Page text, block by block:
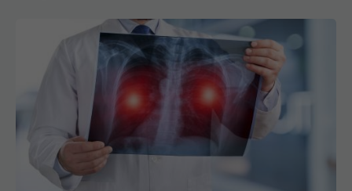
Cancerul care ucide cel mai mult în România.
Testul simplu care poate salva vieți înainte să
apară simptomele cancerului pulmonar